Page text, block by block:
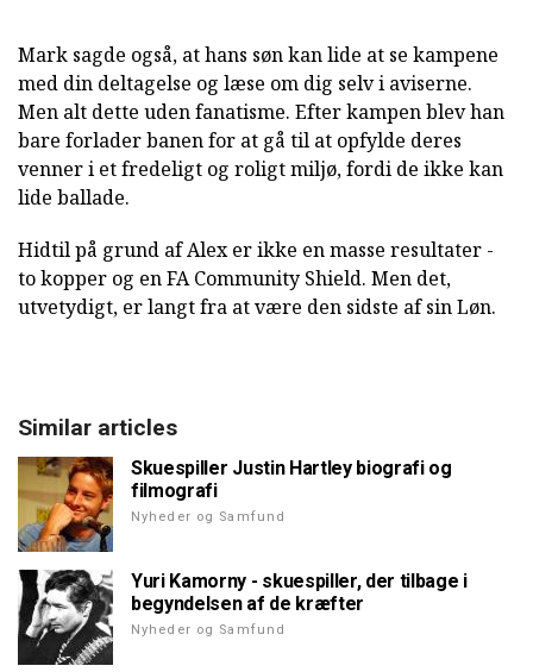
Mark sagde også, at hans søn kan lide at se kampene
med din deltagelse og læse om dig selv i aviserne.
Men alt dette uden fanatisme. Efter kampen blev han
bare forlader banen for at gå til at opfylde deres
venner i et fredeligt og roligt miljø, fordi de ikke kan
lide ballade.
Hidtil på grund af Alex er ikke en masse resultater -
to kopper og en FA Community Shield. Men det,
utvetydigt, er langt fra at være den sidste af sin Løn.
Similar articles
Skuespiller Justin Hartley biografi og
filmografi
Nyheder og Samfund
Yuri Kamorny - skuespiller, der tilbage i
begyndelsen af de kræfter
Nyheder og Samfund